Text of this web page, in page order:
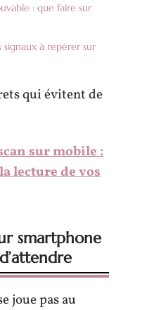
: que faire sur
signaux à repérer sur
qui évitent de
sur mobile :
lecture de vos
smartphone
joue pas au